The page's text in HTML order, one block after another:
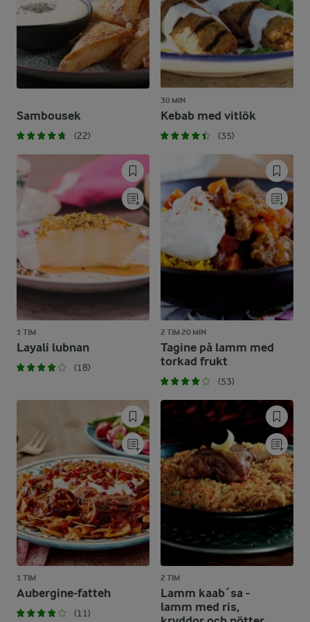
Sambousek
(22)
30 MIN
Kebab med vitlök
(35)
1 TIM
Layali lubnan
(18)
2 TIM 20 MIN
Tagine på lamm med
torkad frukt
(53)
1 TIM
Aubergine-fatteh
(11)
2 TIM
Lamm kaab´sa -
lamm med ris,